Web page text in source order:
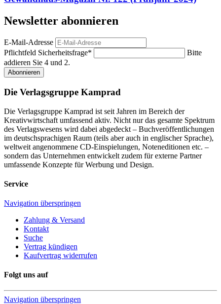
Newsletter abonnieren
E-Mail-Adresse
Pflichtfeld Sicherheitsfrage*
Bitte
addieren Sie 4 und 2.
Abonnieren
Die Verlagsgruppe Kamprad
Die Verlagsgruppe Kamprad ist seit Jahren im Bereich der
Kreativwirtschaft umfassend aktiv. Nicht nur das gesamte Spektrum
des Verlagswesens wird dabei abgedeckt – Buchveröffentlichungen
im deutschsprachigen Raum (teils aber auch in englischer Sprache),
weltweit angenommene CD-Einspielungen, Noteneditionen etc. –
sondern das Unternehmen entwickelt zudem für externe Partner
umfassende Konzepte für Werbung und Design.
Service
Navigation überspringen
Zahlung & Versand
Kontakt
Suche
Vertrag kündigen
Kaufvertrag widerrufen
Folgt uns auf
Navigation überspringen